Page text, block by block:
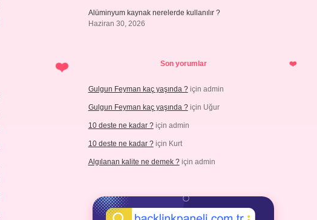
Alüminyum kaynak nerelerde kullanılır ?
Haziran 30, 2026
Son yorumlar
Gulgun Feyman kaç yaşında ?için admin
Gulgun Feyman kaç yaşında ?için Uğur
10 deste ne kadar ?için admin
10 deste ne kadar ?için Kurt
Algılanan kalite ne demek ?için admin